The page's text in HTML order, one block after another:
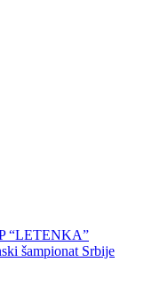
“LETENKA”
šampionat Srbije